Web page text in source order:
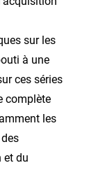
sur les
à une
ces séries
complète
les
et du